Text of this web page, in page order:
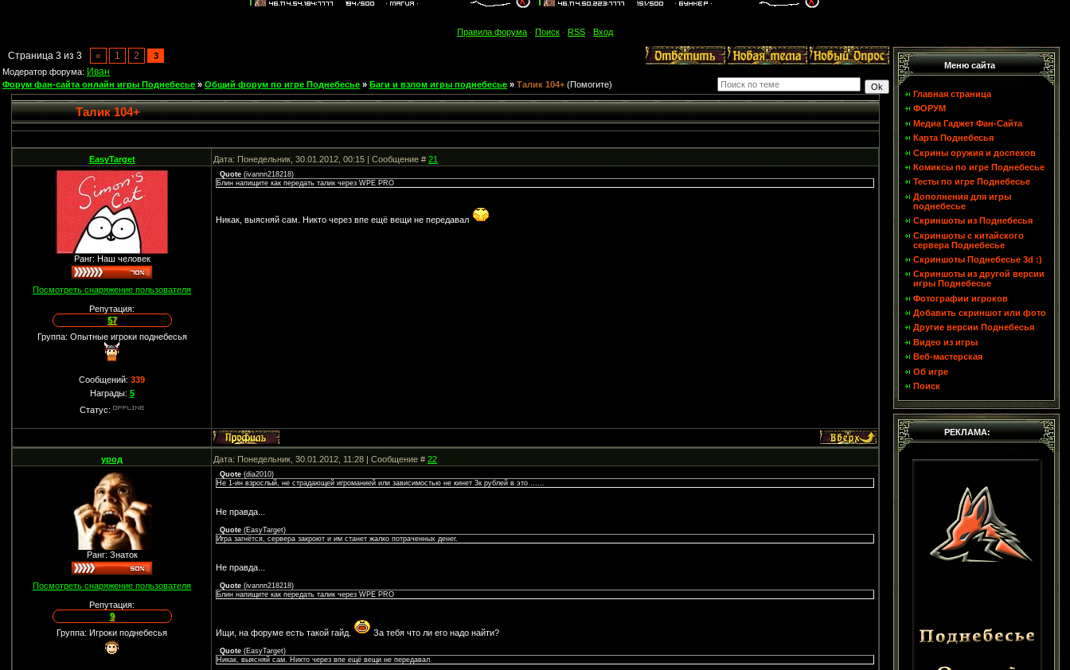
Правила форума · Поиск · RSS · Вход
Страница 3 из 3 « 1 2
3
Модератор форума: Иван
Форум фан-сайта онлайн игры Поднебесье » Общий форум по игре Поднебесье » Баги и взлом игры поднебесье » Талик 104+ (Помогите)
Талик 104+
EasyTarget Дата: Понедельник, 30.01.2012, 00:15 | Сообщение #21
Ранг: Наш человек
Посмотреть снаряжение пользователя
Репутация:
57
Группа: Опытные игроки поднебесья
Сообщений:339
Награды: 5
Статус:
Quote (ivannn218218)
Блин напищите как передать талик через WPE PRO
Никак, выясняй сам. Никто через впе ещё вещи не передавал
урод Дата: Понедельник, 30.01.2012, 11:28 | Сообщение #22
Ранг: Знаток
Посмотреть снаряжение пользователя
Репутация:
9
Группа: Игроки поднебесья
Quote (dia2010)
Не 1-ин взрослый, не страдающей игроманией или зависимостью не кинет 3к рублей в это ......
Не правда...
Quote (EasyTarget)
Игра загнётся, сервера закроют и им станет жалко потраченных денег.
Не правда...
Quote (ivannn218218)
Блин напищите как передать талик через WPE PRO
Ищи, на форуме есть такой гайд. За тебя что ли его надо найти?
Quote (EasyTarget)
Никак, выясняй сам. Никто через впе ещё вещи не передавал
Меню сайта
Главная страница
ФОРУМ
Медиа Гаджет Фан-Сайта
Карта Поднебесья
Скрины оружия и доспехов
Комиксы по игре Поднебесье
Тесты по игре Поднебесье
Дополнения для игры
поднебесье
Скриншоты из Поднебесья
Скриншоты с китайского
сервера Поднебесье
Скриншоты Поднебесье 3d :)
Скриншоты из другой версии
игры Поднебесье
Фотографии игроков
Добавить скриншот или фото
Другие версии Поднебесья
Видео из игры
Веб-мастерская
Об игре
Поиск
РЕКЛАМА: